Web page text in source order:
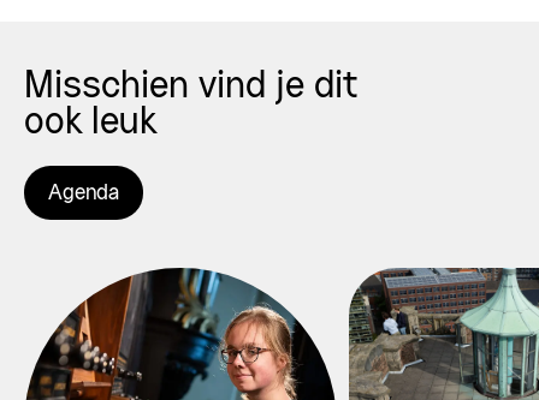
Misschien vind je dit
ook leuk
Agenda